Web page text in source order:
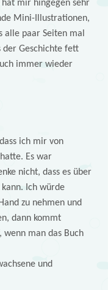
hat mir hingegen sehr
Mini-Illustrationen,
alle paar Seiten mal
der Geschichte fett
immer wieder
ich mir von
Es war
nicht, dass es über
Ich würde
zu nehmen und
dann kommt
man das Buch
und